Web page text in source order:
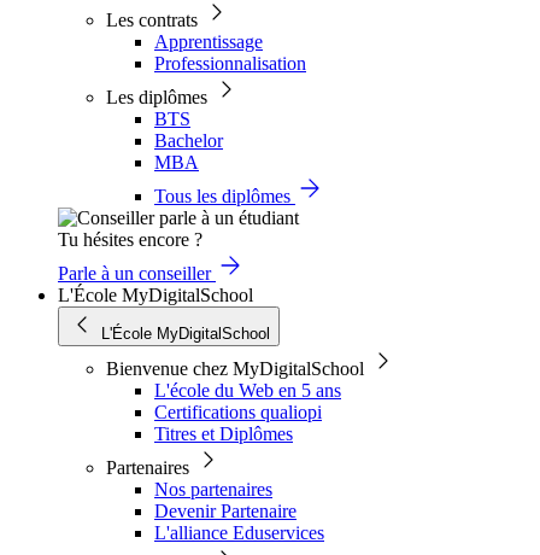
Les contrats
Apprentissage
Professionnalisation
Les diplômes
BTS
Bachelor
MBA
Tous les diplômes
Tu hésites encore ?
Parle à un conseiller
L'École MyDigitalSchool
L'École MyDigitalSchool
Bienvenue chez MyDigitalSchool
L'école du Web en 5 ans
Certifications qualiopi
Titres et Diplômes
Partenaires
Nos partenaires
Devenir Partenaire
L'alliance Eduservices